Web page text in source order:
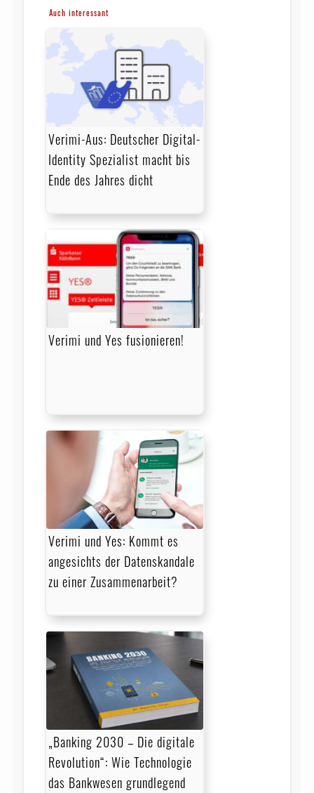
Auch interessant
Verimi-Aus: Deutscher Digital-
Identity Spezialist macht bis
Ende des Jahres dicht
Verimi und Yes fusionieren!
Verimi und Yes: Kommt es
angesichts der Datenskandale
zu einer Zusammenarbeit?
„Banking 2030 – Die digitale
Revolution“: Wie Technologie
das Bankwesen grundlegend